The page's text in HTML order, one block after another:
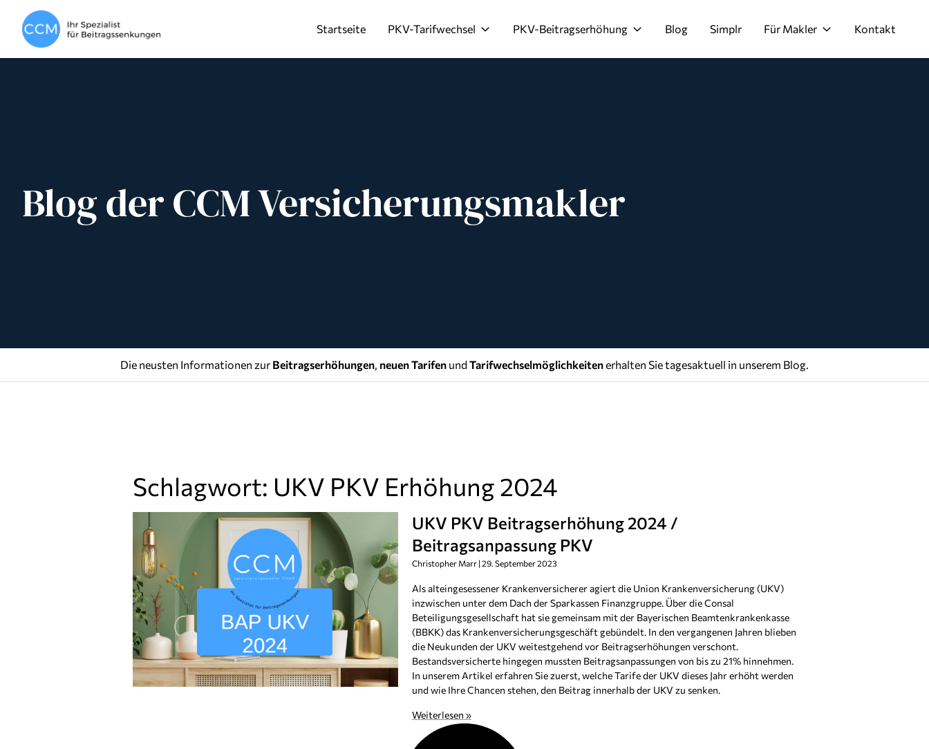
Startseite PKV-Tarifwechsel PKV-Beitragserhöhung Blog Simplr Für Makler Kontakt
Blog der CCM Versicherungsmakler
Die neusten Informationen zur Beitragserhöhungen, neuen Tarifen undTarifwechselmöglichkeitenerhalten Sie tagesaktuell in unserem Blog.
Schlagwort: UKV PKV Erhöhung 2024
UKV PKV Beitragserhöhung 2024 /
Beitragsanpassung PKV
Christopher Marr 29. September 2023
Als alteingesessener Krankenversicherer agiert die Union Krankenversicherung (UKV)
inzwischen unter dem Dach der Sparkassen Finanzgruppe. Über die Consal
Beteiligungsgesellschaft hat sie gemeinsam mit der Bayerischen Beamtenkrankenkasse
(BBKK) das Krankenversicherungsgeschäft gebündelt. In den vergangenen Jahren blieben
die Neukunden der UKV weitestgehend vor Beitragserhöhungen verschont.
Bestandsversicherte hingegen mussten Beitragsanpassungen von bis zu 21% hinnehmen.
In unserem Artikel erfahren Sie zuerst, welche Tarife der UKV dieses Jahr erhöht werden
und wie Ihre Chancen stehen, den Beitrag innerhalb der UKV zu senken.
Weiterlesen »